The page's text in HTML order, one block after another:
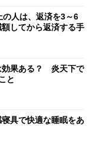
の人は、返済を3～6
してから返済する手
効果ある？ 炎天下で
と
寝具で快適な睡眠をあ